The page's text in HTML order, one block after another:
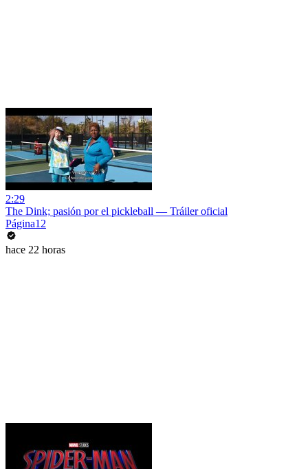
2:29
The Dink; pasión por el pickleball — Tráiler oficial
Página12
hace 22 horas